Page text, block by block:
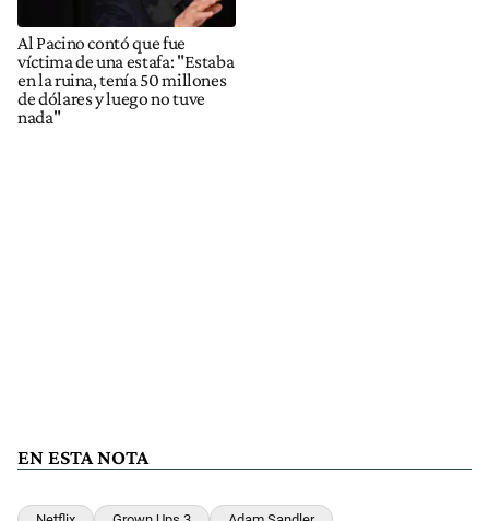
Al Pacino contó que fue
víctima de una estafa: "Estaba
en la ruina, tenía 50 millones
de dólares y luego no tuve
nada"
EN ESTA NOTA